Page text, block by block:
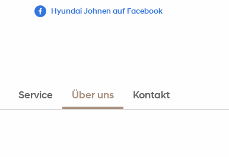
Hyundai Johnen auf Facebook
Service Über uns Kontakt